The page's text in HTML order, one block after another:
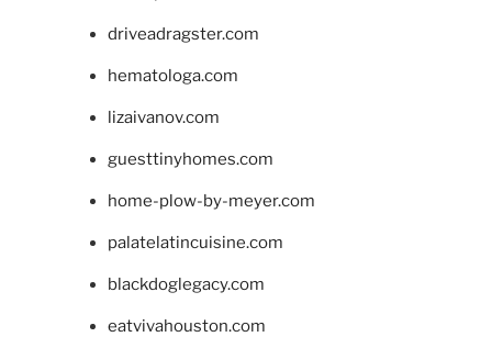
driveadragster.com
hematologa.com
lizaivanov.com
guesttinyhomes.com
home-plow-by-meyer.com
palatelatincuisine.com
blackdoglegacy.com
eatvivahouston.com